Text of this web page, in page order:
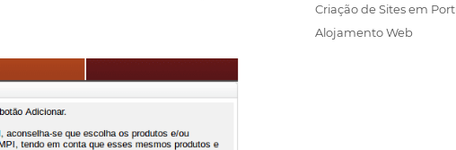
Criação de Sites em
Alojamento Web